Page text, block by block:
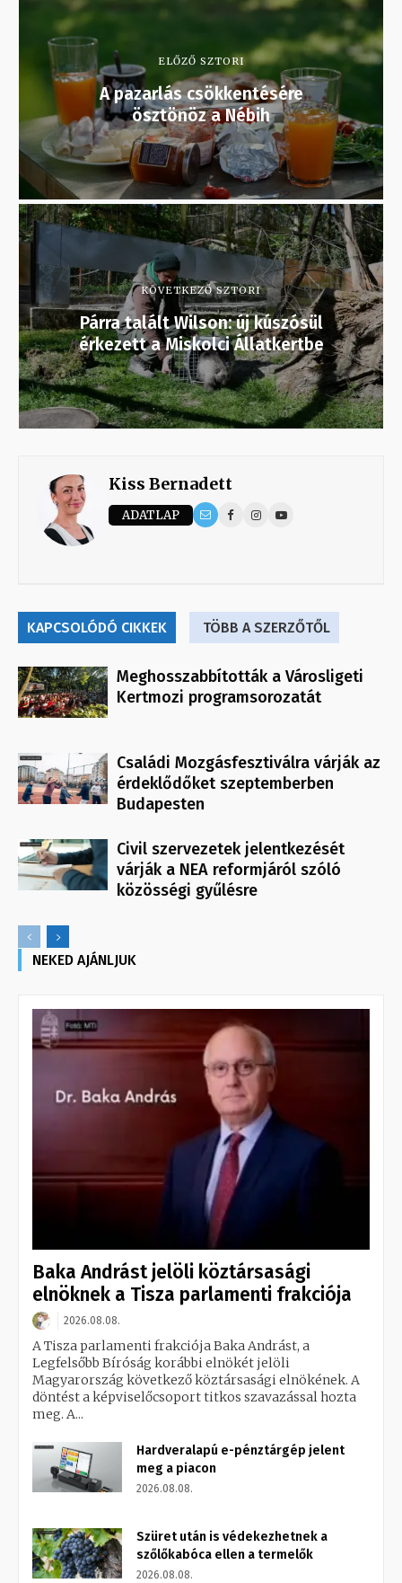
ELŐZŐ SZTORI
A pazarlás csökkentésére
ösztönöz a Nébih
KÖVETKEZŐ SZTORI
Párra talált Wilson: új kúszósül
érkezett a Miskolci Állatkertbe
Kiss Bernadett
ADATLAP
KAPCSOLÓDÓ CIKKEK TÖBB A SZERZŐTŐL
Meghosszabbították a Városligeti
Kertmozi programsorozatát
Családi Mozgásfesztiválra várják az
érdeklődőket szeptemberben
Budapesten
Civil szervezetek jelentkezését
várják a NEA reformjáról szóló
közösségi gyűlésre
NEKED AJÁNLJUK
Baka Andrást jelöli köztársasági
elnöknek a Tisza parlamenti frakciója
2026.08.08.
A Tisza parlamenti frakciója Baka Andrást, a
Legfelsőbb Bíróság korábbi elnökét jelöli
Magyarország következő köztársasági elnökének. A
döntést a képviselőcsoport titkos szavazással hozta
meg. A...
Hardveralapú e-pénztárgép jelent
meg a piacon
2026.08.08.
Szüret után is védekezhetnek a
szőlőkabóca ellen a termelők
2026.08.08.